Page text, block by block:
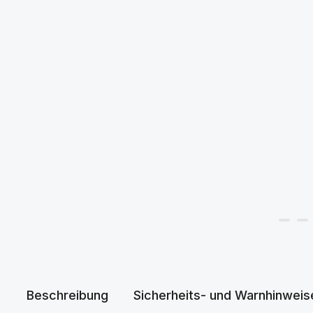
Beschreibung Sicherheits- und